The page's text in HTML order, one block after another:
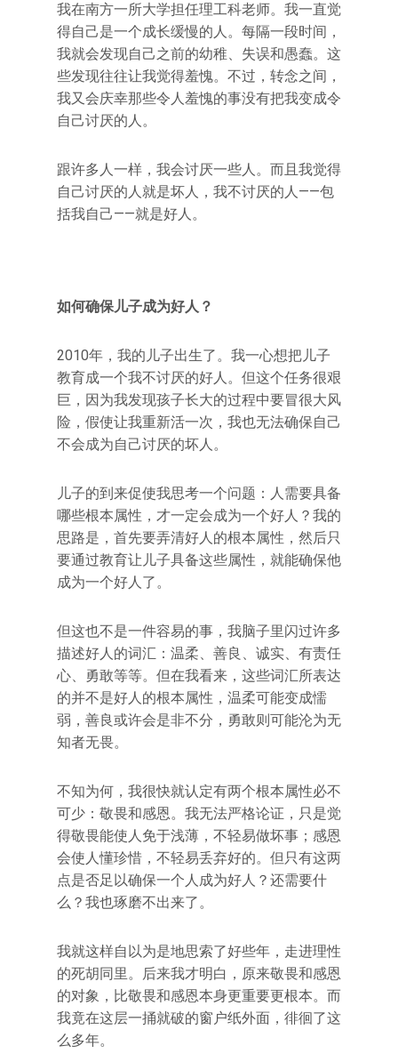
我在南方一所大学担任理工科老师。我一直觉
得自己是一个成长缓慢的人。每隔一段时间，
我就会发现自己之前的幼稚、失误和愚蠢。这
些发现往往让我觉得羞愧。不过，转念之间，
我又会庆幸那些令人羞愧的事没有把我变成令
自己讨厌的人。
跟许多人一样，我会讨厌一些人。而且我觉得
自己讨厌的人就是坏人，我不讨厌的人——包
括我自己——就是好人。
如何确保儿子成为好人？
2010年，我的儿子出生了。我一心想把儿子
教育成一个我不讨厌的好人。但这个任务很艰
巨，因为我发现孩子长大的过程中要冒很大风
险，假使让我重新活一次，我也无法确保自己
不会成为自己讨厌的坏人。
儿子的到来促使我思考一个问题：人需要具备
哪些根本属性，才一定会成为一个好人？我的
思路是，首先要弄清好人的根本属性，然后只
要通过教育让儿子具备这些属性，就能确保他
成为一个好人了。
但这也不是一件容易的事，我脑子里闪过许多
描述好人的词汇：温柔、善良、诚实、有责任
心、勇敢等等。但在我看来，这些词汇所表达
的并不是好人的根本属性，温柔可能变成懦
弱，善良或许会是非不分，勇敢则可能沦为无
知者无畏。
不知为何，我很快就认定有两个根本属性必不
可少：敬畏和感恩。我无法严格论证，只是觉
得敬畏能使人免于浅薄，不轻易做坏事；感恩
会使人懂珍惜，不轻易丢弃好的。但只有这两
点是否足以确保一个人成为好人？还需要什
么？我也琢磨不出来了。
我就这样自以为是地思索了好些年，走进理性
的死胡同里。后来我才明白，原来敬畏和感恩
的对象，比敬畏和感恩本身更重要更根本。而
我竟在这层一捅就破的窗户纸外面，徘徊了这
么多年。